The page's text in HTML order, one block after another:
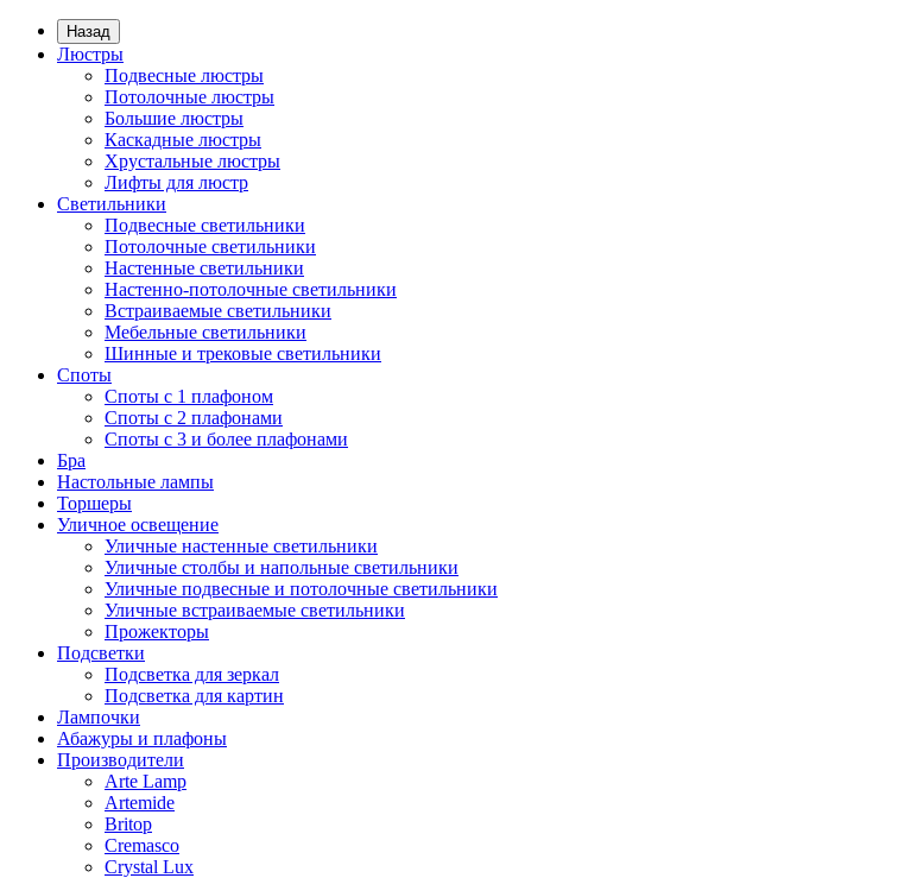
Назад
Люстры
Подвесные люстры
Потолочные люстры
Большие люстры
Каскадные люстры
Хрустальные люстры
Лифты для люстр
Светильники
Подвесные светильники
Потолочные светильники
Настенные светильники
Настенно-потолочные светильники
Встраиваемые светильники
Мебельные светильники
Шинные и трековые светильники
Споты
Споты с 1 плафоном
Споты с 2 плафонами
Споты с 3 и более плафонами
Бра
Настольные лампы
Торшеры
Уличное освещение
Уличные настенные светильники
Уличные столбы и напольные светильники
Уличные подвесные и потолочные светильники
Уличные встраиваемые светильники
Прожекторы
Подсветки
Подсветка для зеркал
Подсветка для картин
Лампочки
Абажуры и плафоны
Производители
Arte Lamp
Artemide
Britop
Cremasco
Crystal Lux